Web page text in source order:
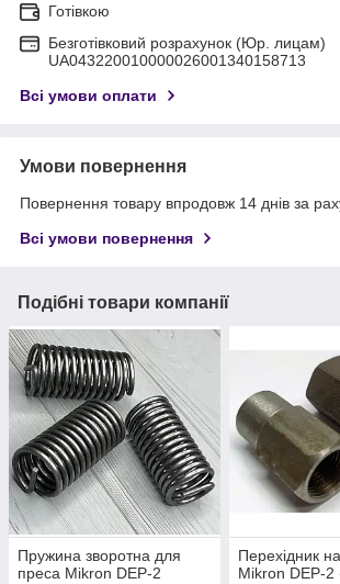
Готівкою
Безготівковий розрахунок (Юр. лицам)
UA043220010000026001340158713
Всі умови оплати
Умови повернення
Повернення товару впродовж 14 днів за
Всі умови повернення
Подібні товари компанії
Пружина зворотна для
преса Mikron DEP-2
Перехідник
Mikron DEP-2